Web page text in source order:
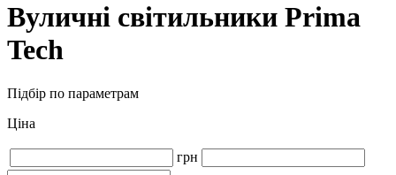
Вуличні світильники Prima
Tech
Підбір по параметрам
Ціна
грн